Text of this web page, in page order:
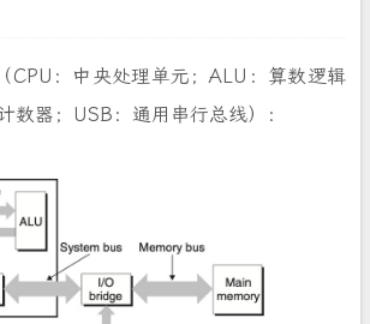
（CPU：中央处理单元；ALU：算数逻辑
数器；USB：通用串行总线）：